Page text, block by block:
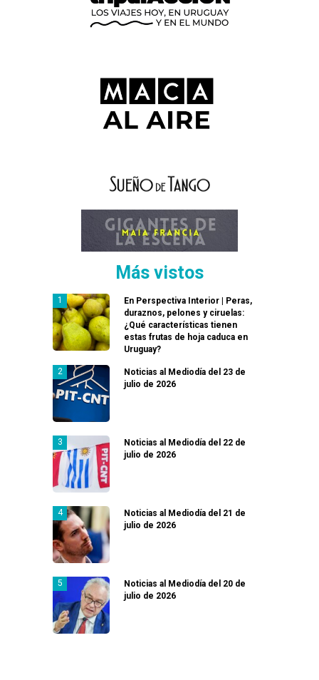
Más vistos
En Perspectiva Interior | Peras,
duraznos, pelones y ciruelas:
¿Qué características tienen
estas frutas de hoja caduca en
Uruguay?
Noticias al Mediodía del 23 de
julio de 2026
Noticias al Mediodía del 22 de
julio de 2026
Noticias al Mediodía del 21 de
julio de 2026
Noticias al Mediodía del 20 de
julio de 2026